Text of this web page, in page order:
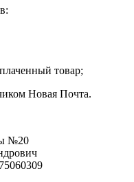
товар;
Новая Почта.
№20